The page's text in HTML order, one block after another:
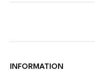
INFORMATION